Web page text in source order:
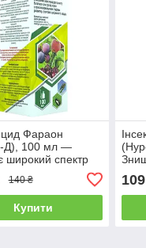
Фараон
Д), 100 мл —
широкий спектр
140 ₴
Купити
109